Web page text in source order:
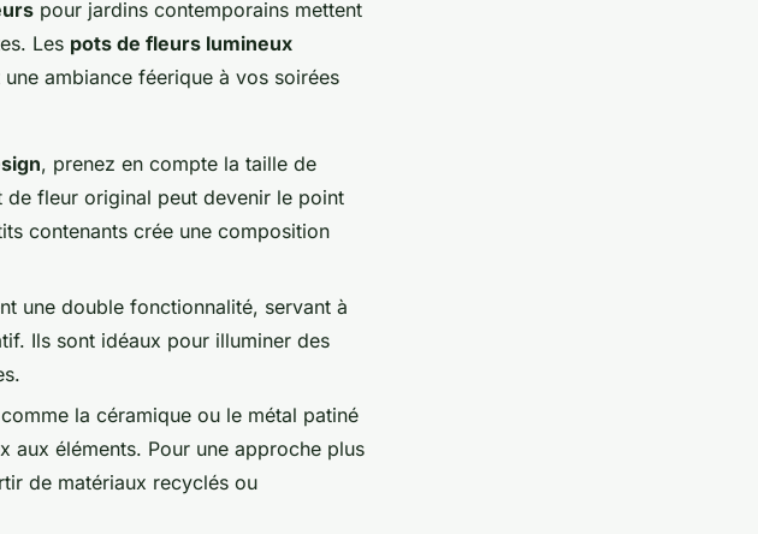
pour jardins contemporains mettent
Les pots de fleurs lumineux
ambiance féerique à vos soirées
, prenez en compte la taille de
fleur original peut devenir le point
contenants crée une composition
une double fonctionnalité, servant à
Ils sont idéaux pour illuminer des
la céramique ou le métal patiné
aux éléments. Pour une approche plus
de matériaux recyclés ou